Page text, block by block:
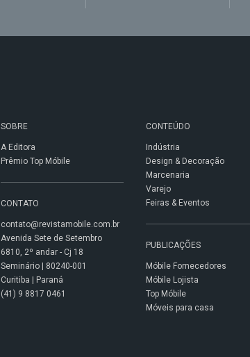
SOBRE
A Editora
Prêmio Top Móbile
CONTATO
contato@revistamobile.com.br
Avenida Sete de Setembro
6810, 2º andar - Cj 18
Seminário | 80240-001
Curitiba | Paraná
(41) 9 8817 0461
CONTEÚDO
Indústria
Design & Decoração
Marcenaria
Varejo
Feiras & Eventos
PUBLICAÇÕES
Móbile Fornecedores
Móbile Lojista
Top Móbile
Móveis para casa